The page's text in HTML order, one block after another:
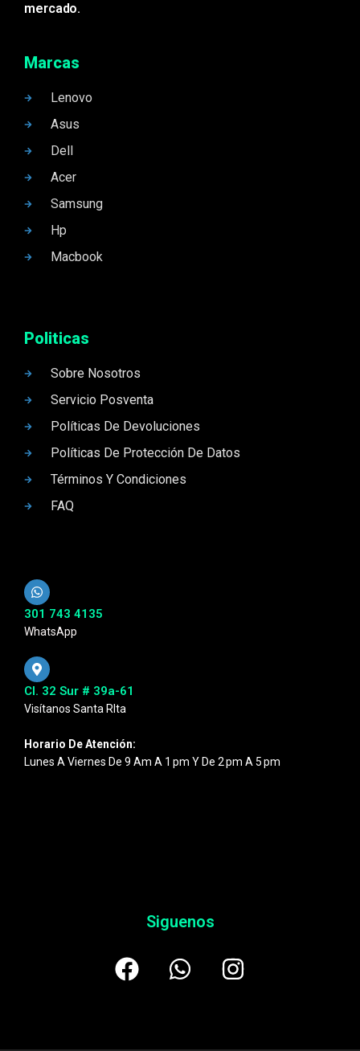
mercado.
Marcas
Lenovo
Asus
Dell
Acer
Samsung
Hp
Macbook
Politicas
Sobre Nosotros
Servicio Posventa
Políticas De Devoluciones
Políticas De Protección De Datos
Términos Y Condiciones
FAQ
301 743 4135
WhatsApp
Cl. 32 Sur # 39a-61
Visítanos Santa RIta
Horario De Atención:
Lunes A Viernes De 9 Am A 1 Pm Y De 2 Pm A 5 Pm
Siguenos